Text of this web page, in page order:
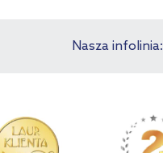
Nasza infolinia: